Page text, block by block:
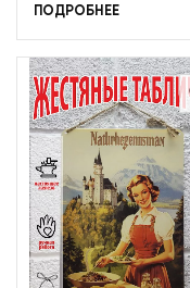
ПОДРОБНЕЕ